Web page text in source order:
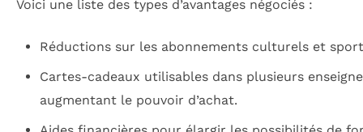
Voici une liste des types d’avantages négociés :
Réductions sur les abonnements culturels et
Cartes-cadeaux utilisables dans plusieurs
augmentant le pouvoir d’achat.